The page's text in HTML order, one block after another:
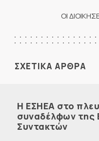
ΟΙ
ΣΧΕΤΙΚΑ ΑΡΘΡΑ
Η ΕΣΗΕΑ στο
συναδέλφων της
Συντακτών